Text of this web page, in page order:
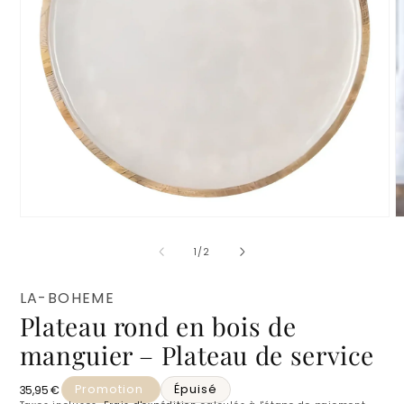
une
fenêtre
modale
1 /de2
LA-BOHEME
Plateau rond en bois de
manguier – Plateau de service
Prix habituel
35,95 € Promotion Épuisé